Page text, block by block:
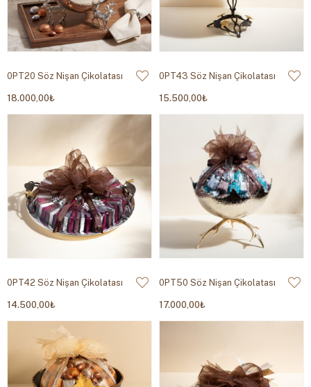
0PT20 Söz Nişan Çikolatası
18.000,00₺
0PT43 Söz Nişan Çikolatası
15.500,00₺
0PT42 Söz Nişan Çikolatası
14.500,00₺
0PT50 Söz Nişan Çikolatası
17.000,00₺